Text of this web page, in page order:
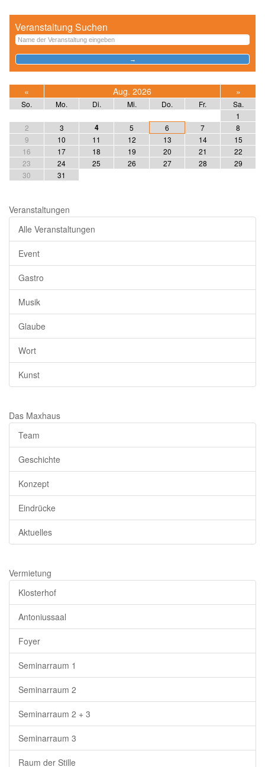
Veranstaltung Suchen
« Aug. 2026 »
So. Mo. Di. Mi. Do. Fr.
Sa.
1
2
3 4 5 6 7
8
9
10 11 12 13 14
15
16
17 18 19 20 21
22
23
24 25 26 27 28
29
30
31
Veranstaltungen
Alle Veranstaltungen
Event
Gastro
Musik
Glaube
Wort
Kunst
Das Maxhaus
Team
Geschichte
Konzept
Eindrücke
Aktuelles
Vermietung
Klosterhof
Antoniussaal
Foyer
Seminarraum 1
Seminarraum 2
Seminarraum 2 + 3
Seminarraum 3
Raum der Stille